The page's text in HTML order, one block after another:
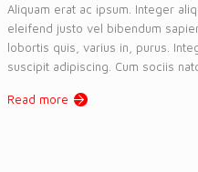
Aliquam erat ac ipsum. Integer
eleifend justo vel bibendum
lobortis quis, varius in, purus.
suscipit adipiscing. Cum sociis
Read more